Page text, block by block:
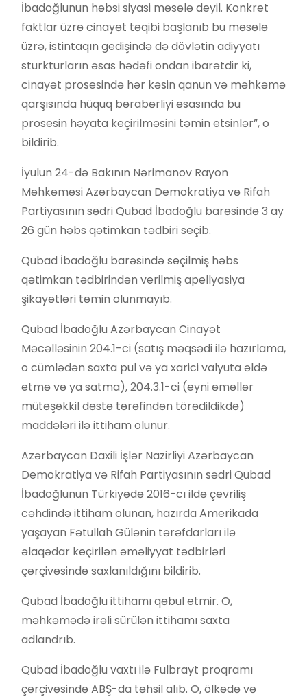
İbadoğlunun həbsi siyasi məsələ deyil. Konkret
faktlar üzrə cinayət təqibi başlanıb bu məsələ
üzrə, istintaqın gedişində də dövlətin adiyyatı
sturkturların əsas hədəfi ondan ibarətdir ki,
cinayət prosesində hər kəsin qanun və məhkəmə
qarşısında hüquq bərabərliyi əsasında bu
prosesin həyata keçirilməsini təmin etsinlər”, o
bildirib.
İyulun 24-də Bakının Nərimanov Rayon
Məhkəməsi Azərbaycan Demokratiya və Rifah
Partiyasının sədri Qubad İbadoğlu barəsində 3 ay
26 gün həbs qətimkan tədbiri seçib.
Qubad İbadoğlu barəsində seçilmiş həbs
qətimkan tədbirindən verilmiş apellyasiya
şikayətləri təmin olunmayıb.
Qubad İbadoğlu Azərbaycan Cinayət
Məcəlləsinin 204.1-ci (satış məqsədi ilə hazırlama,
o cümlədən saxta pul və ya xarici valyuta əldə
etmə və ya satma), 204.3.1-ci (eyni əməllər
mütəşəkkil dəstə tərəfindən törədildikdə)
maddələri ilə ittiham olunur.
Azərbaycan Daxili İşlər Nazirliyi Azərbaycan
Demokratiya və Rifah Partiyasının sədri Qubad
İbadoğlunun Türkiyədə 2016-cı ildə çevriliş
cəhdində ittiham olunan, hazırda Amerikada
yaşayan Fətullah Gülənin tərəfdarları ilə
əlaqədar keçirilən əməliyyat tədbirləri
çərçivəsində saxlanıldığını bildirib.
Qubad İbadoğlu ittihamı qəbul etmir. O,
məhkəmədə irəli sürülən ittihamı saxta
adlandrıb.
Qubad İbadoğlu vaxtı ilə Fulbrayt proqramı
çərçivəsində ABŞ-da təhsil alıb. O, ölkədə və